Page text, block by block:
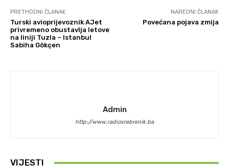
PRETHODNI ČLANAK
Turski avioprijevoznik AJet
privremeno obustavlja letove
na liniji Tuzla – Istanbul
Sabiha Gökçen
NAREDNI ČLANAK
Povećana pojava zmija
Admin
http://www.radiosrebrenik.ba
VIJESTI